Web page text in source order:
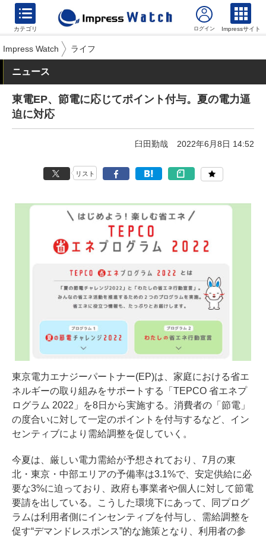
カテゴリ Impressサイト
Impress Watch ライフ
ニュース
東電EP、節電に応じてポイント付与。夏の電力逼
迫に対応
臼田勤哉 2022年6月8日 14:52
リスト
東京電力エナジーパートナー(EP)は、家庭における省エ
ネルギーの取り組みをサポートする「TEPCO 省エネプ
ログラム 2022」を8日から実施する。消費者の「節電」
の度合いに対して一定のポイントを付与するなど、イン
センティブにより需給調整を促していく。
今夏は、厳しい電力需給が予想されており、7月の東
北・東京・中部エリアの予備率は3.1%で、安定供給に必
要な3%に迫っており、 政府も事業者や個人に対して節電
要請を出している 。こうした環境下にあって、同プログ
ラムは利用者側にインセンティブを付与し、需給調整を
促す“デマンドレスポンス”的な施策となり、利用者の参